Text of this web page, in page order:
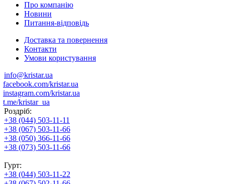
Про компанію
Новини
Питання-відповідь
Доставка та повернення
Контакти
Умови користування
info@kristar.ua
facebook.com/kristar.ua
instagram.com/kristar.ua
t.me/kristar_ua
Роздріб:
+38 (044) 503-11-11
+38 (067) 503-11-66
+38 (050) 366-11-66
+38 (073) 503-11-66
Гурт:
+38 (044) 503-11-22